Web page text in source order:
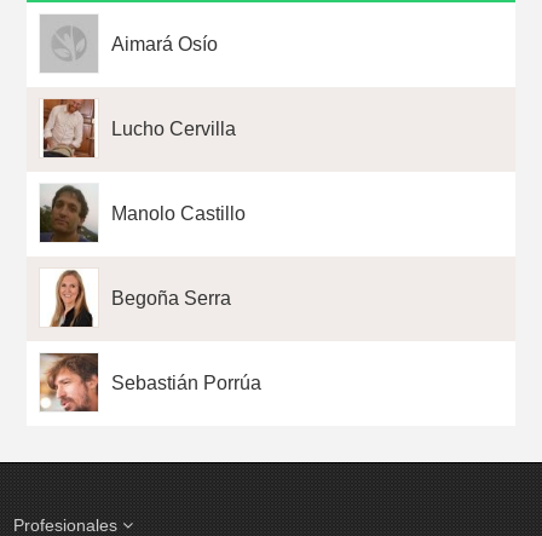
Aimará Osío
Lucho Cervilla
Manolo Castillo
Begoña Serra
Sebastián Porrúa
Profesionales